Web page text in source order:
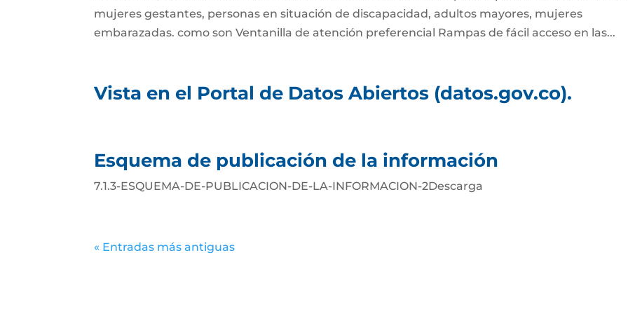
mujeres gestantes, personas en situación de discapacidad, adultos mayores, mujeres
embarazadas. como son Ventanilla de atención preferencial Rampas de fácil acceso en las...
Vista en el Portal de Datos Abiertos (datos.gov.co).
Esquema de publicación de la información
7.1.3-ESQUEMA-DE-PUBLICACION-DE-LA-INFORMACION-2Descarga
« Entradas más antiguas